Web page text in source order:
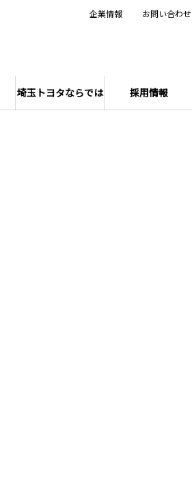
埼玉トヨタならでは 採用情報
企業情報 お問い合わせ